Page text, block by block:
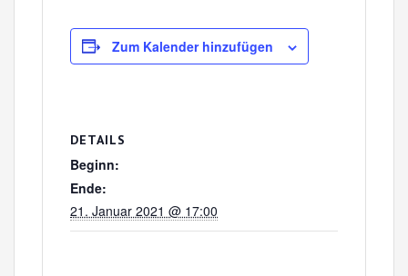
Zum Kalender hinzufügen
DETAILS
Beginn:
Ende:
21. Januar 2021 @ 17:00